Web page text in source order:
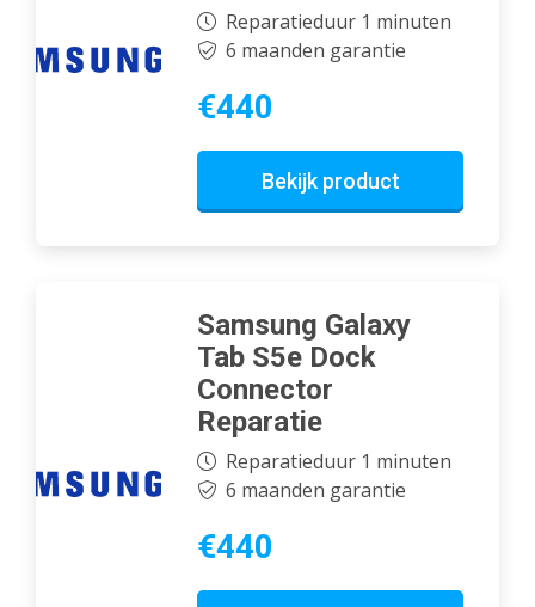
Reparatieduur 1 minuten
6 maanden garantie
€440
Bekijk product
Samsung Galaxy
Tab S5e Dock
Connector
Reparatie
Reparatieduur 1 minuten
6 maanden garantie
€440